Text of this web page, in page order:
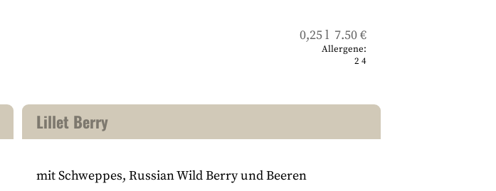
0,25 l 7.50 €
Allergene:
2 4
Lillet Berry
mit Schweppes, Russian Wild Berry und Beeren